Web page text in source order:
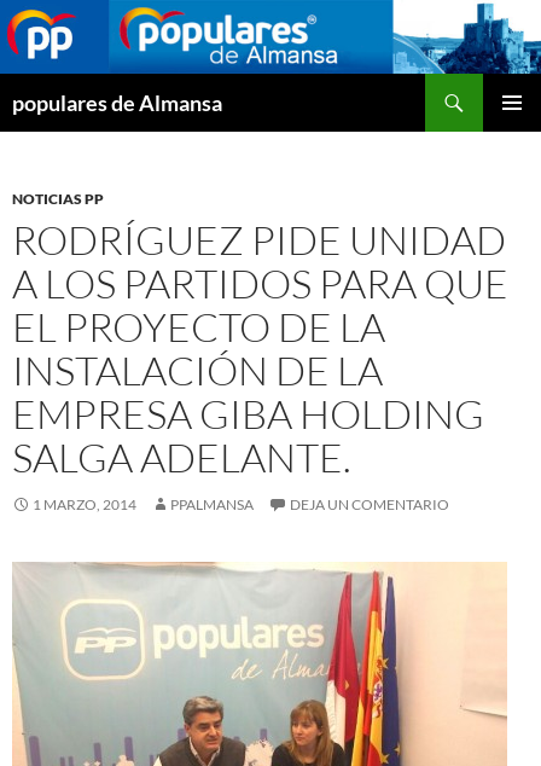
populares de Almansa
NOTICIAS PP
RODRÍGUEZ PIDE UNIDAD
A LOS PARTIDOS PARA QUE
EL PROYECTO DE LA
INSTALACIÓN DE LA
EMPRESA GIBA HOLDING
SALGA ADELANTE.
1 MARZO, 2014 PPALMANSA DEJA UN COMENTARIO